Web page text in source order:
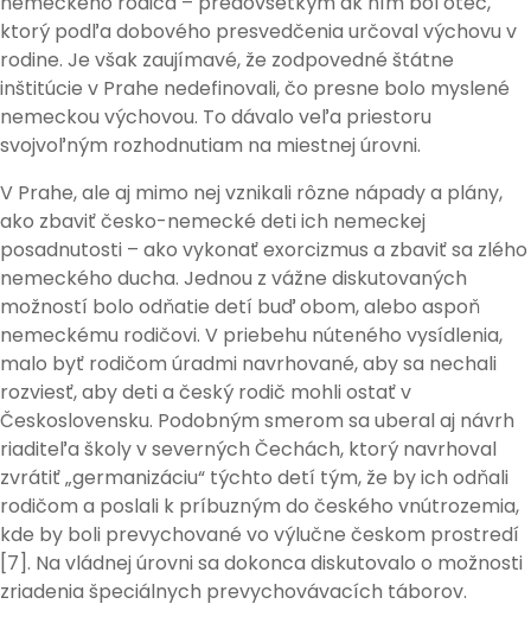
ktorý podľa dobového presvedčenia určoval výchovu v
rodine. Je však zaujímavé, že zodpovedné štátne
inštitúcie v Prahe nedefinovali, čo presne bolo myslené
nemeckou výchovou. To dávalo veľa priestoru
svojvoľným rozhodnutiam na miestnej úrovni.
V Prahe, ale aj mimo nej vznikali rôzne nápady a plány,
ako zbaviť česko-nemecké deti ich nemeckej
posadnutosti – ako vykonať exorcizmus a zbaviť sa zlého
nemeckého ducha. Jednou z vážne diskutovaných
možností bolo odňatie detí buď obom, alebo aspoň
nemeckému rodičovi. V priebehu núteného vysídlenia,
malo byť rodičom úradmi navrhované, aby sa nechali
rozviesť, aby deti a český rodič mohli ostať v
Československu. Podobným smerom sa uberal aj návrh
riaditeľa školy v severných Čechách, ktorý navrhoval
zvrátiť „germanizáciu“ týchto detí tým, že by ich odňali
rodičom a poslali k príbuzným do českého vnútrozemia,
kde by boli prevychované vo výlučne českom prostredí
[7]. Na vládnej úrovni sa dokonca diskutovalo o možnosti
zriadenia špeciálnych prevychovávacích táborov.